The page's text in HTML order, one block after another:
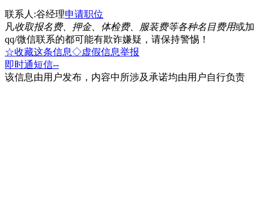
联系人:谷经理申请职位
凡收取报名费、押金、体检费、服装费等各种名目费用或加
qq/微信联系的都可能有欺诈嫌疑，请保持警惕！
☆收藏这条信息◇虚假信息举报
即时通短信--
该信息由用户发布，内容中所涉及承诺均由用户自行负责